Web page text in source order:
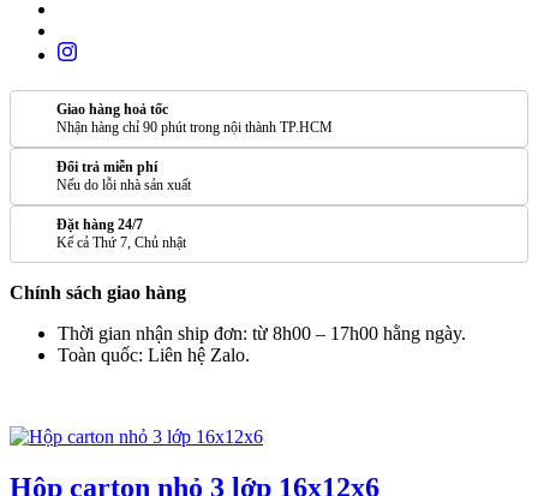
Giao hàng hoả tốc
Nhận hàng chỉ 90 phút trong nội thành TP.HCM
Đổi trả miễn phí
Nếu do lỗi nhà sản xuất
Đặt hàng 24/7
Kể cả Thứ 7, Chủ nhật
Chính sách giao hàng
Thời gian nhận ship đơn: từ 8h00 – 17h00 hằng ngày.
Toàn quốc: Liên hệ Zalo.
Hộp carton nhỏ 3 lớp 16x12x6